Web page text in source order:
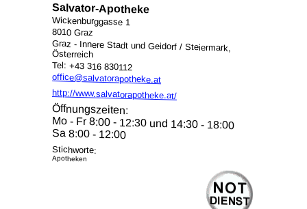
Salvator-Apotheke
Wickenburggasse 1
8010 Graz
Graz - Innere Stadt und Geidorf / Steiermark,
Österreich
Tel: +43 316 830112
office@salvatorapotheke.at
http://www.salvatorapotheke.at/
Öffnungszeiten:
Mo - Fr 8:00 - 12:30 und 14:30 - 18:00
Sa 8:00 - 12:00
Stichworte:
Apotheken